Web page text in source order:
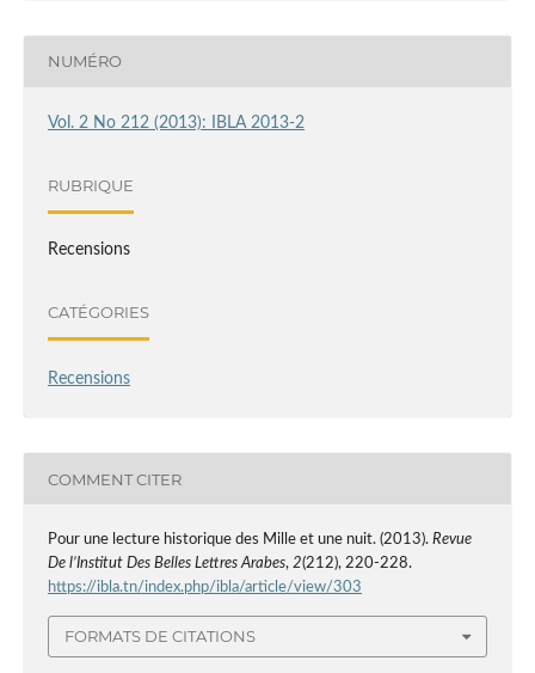
NUMÉRO
Vol. 2 No 212 (2013): IBLA 2013-2
RUBRIQUE
Recensions
CATÉGORIES
Recensions
COMMENT CITER
Pour une lecture historique des Mille et une nuit. (2013). Revue
De l’Institut Des Belles Lettres Arabes, 2(212), 220-228.
https://ibla.tn/index.php/ibla/article/view/303
FORMATS DE CITATIONS